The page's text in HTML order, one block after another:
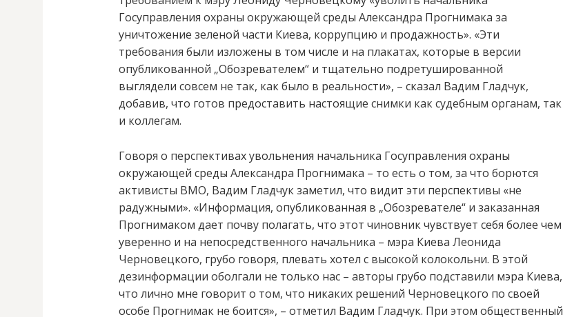
Госуправления охраны окружающей среды Александра Прогнимака за
уничтожение зеленой части Киева, коррупцию и продажность». «Эти
требования были изложены в том числе и на плакатах, которые в версии
опубликованной „Обозревателем“ и тщательно подретушированной
выглядели совсем не так, как было в реальности», – сказал Вадим Гладчук,
добавив, что готов предоставить настоящие снимки как судебным органам, так
и коллегам.
Говоря о перспективах увольнения начальника Госуправления охраны
окружающей среды Александра Прогнимака – то есть о том, за что борются
активисты ВМО, Вадим Гладчук заметил, что видит эти перспективы «не
радужными». «Информация, опубликованная в „Обозревателе“ и заказанная
Прогнимаком дает почву полагать, что этот чиновник чувствует себя более чем
уверенно и на непосредственного начальника – мэра Киева Леонида
Черновецкого, грубо говоря, плевать хотел с высокой колокольни. В этой
дезинформации оболгали не только нас – авторы грубо подставили мэра Киева,
что лично мне говорит о том, что никаких решений Черновецкого по своей
особе Прогнимак не боится», – отметил Вадим Гладчук. При этом общественный